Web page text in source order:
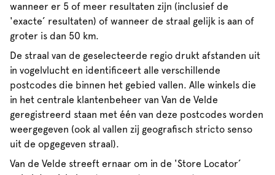
wanneer er 5 of meer resultaten zijn (inclusief de
'exacte’ resultaten) of wanneer de straal gelijk is aan of
groter is dan 50 km.
De straal van de geselecteerde regio drukt afstanden uit
in vogelvlucht en identificeert alle verschillende
postcodes die binnen het gebied vallen. Alle winkels die
in het centrale klantenbeheer van Van de Velde
geregistreerd staan met één van deze postcodes worden
weergegeven (ook al vallen zij geografisch stricto senso
uit de opgegeven straal).
Van de Velde streeft ernaar om in de 'Store Locator’